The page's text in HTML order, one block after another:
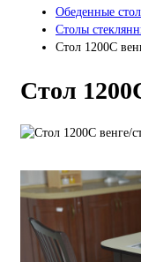
Обеденные
Столы
Стол 1200С
Стол